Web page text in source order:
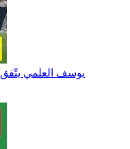
يوسف العلمي